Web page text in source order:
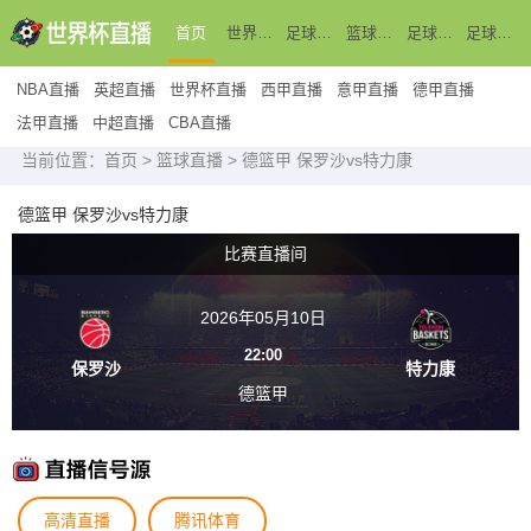
首页 世界杯直播 足球直播 篮球直播 足球新闻 足球录像
NBA直播 英超直播 世界杯直播 西甲直播 意甲直播
德甲直播
法甲直播
中超直播 CBA直播
当前位置： 首页 > 篮球直播 > 德篮甲 保罗沙vs特力康
德篮甲 保罗沙vs特力康
比赛直播间
保罗沙
2026年05月10日
22:00
德篮甲
特力康
高清直播 腾讯体育